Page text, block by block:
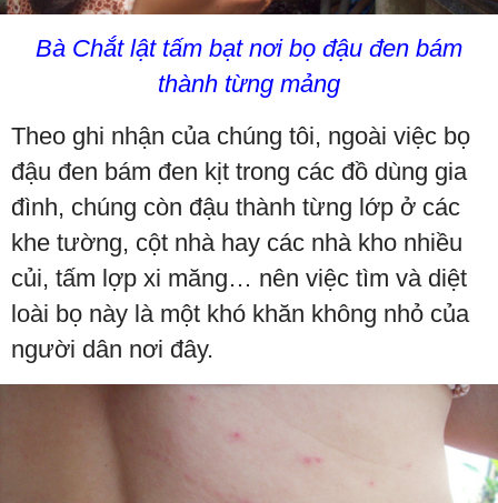
Bà Chắt lật tấm bạt nơi bọ đậu đen bám
thành từng mảng
Theo ghi nhận của chúng tôi, ngoài việc bọ
đậu đen bám đen kịt trong các đồ dùng gia
đình, chúng còn đậu thành từng lớp ở các
khe tường, cột nhà hay các nhà kho nhiều
củi, tấm lợp xi măng… nên việc tìm và diệt
loài bọ này là một khó khăn không nhỏ của
người dân nơi đây.